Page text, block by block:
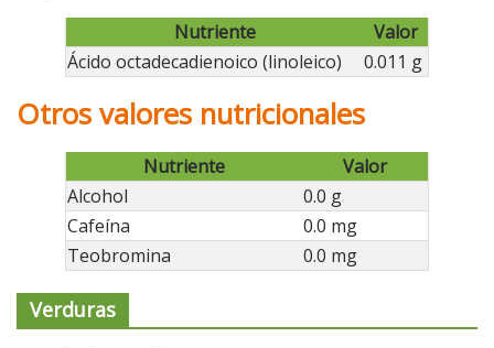
Nutriente
Valor
Ácido octadecadienoico (linoleico)
0.011 g
Otros valores nutricionales
Nutriente
Valor
Alcohol
0.0 g
Cafeína
0.0 mg
Teobromina
0.0 mg
Verduras